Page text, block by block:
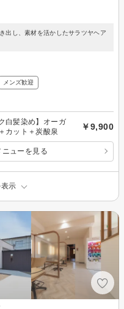
出し、素材を活かしたサラツヤヘア
メンズ歓迎
白髪染め】オーガ
カット＋炭酸泉
￥9,900
ューを見る
示